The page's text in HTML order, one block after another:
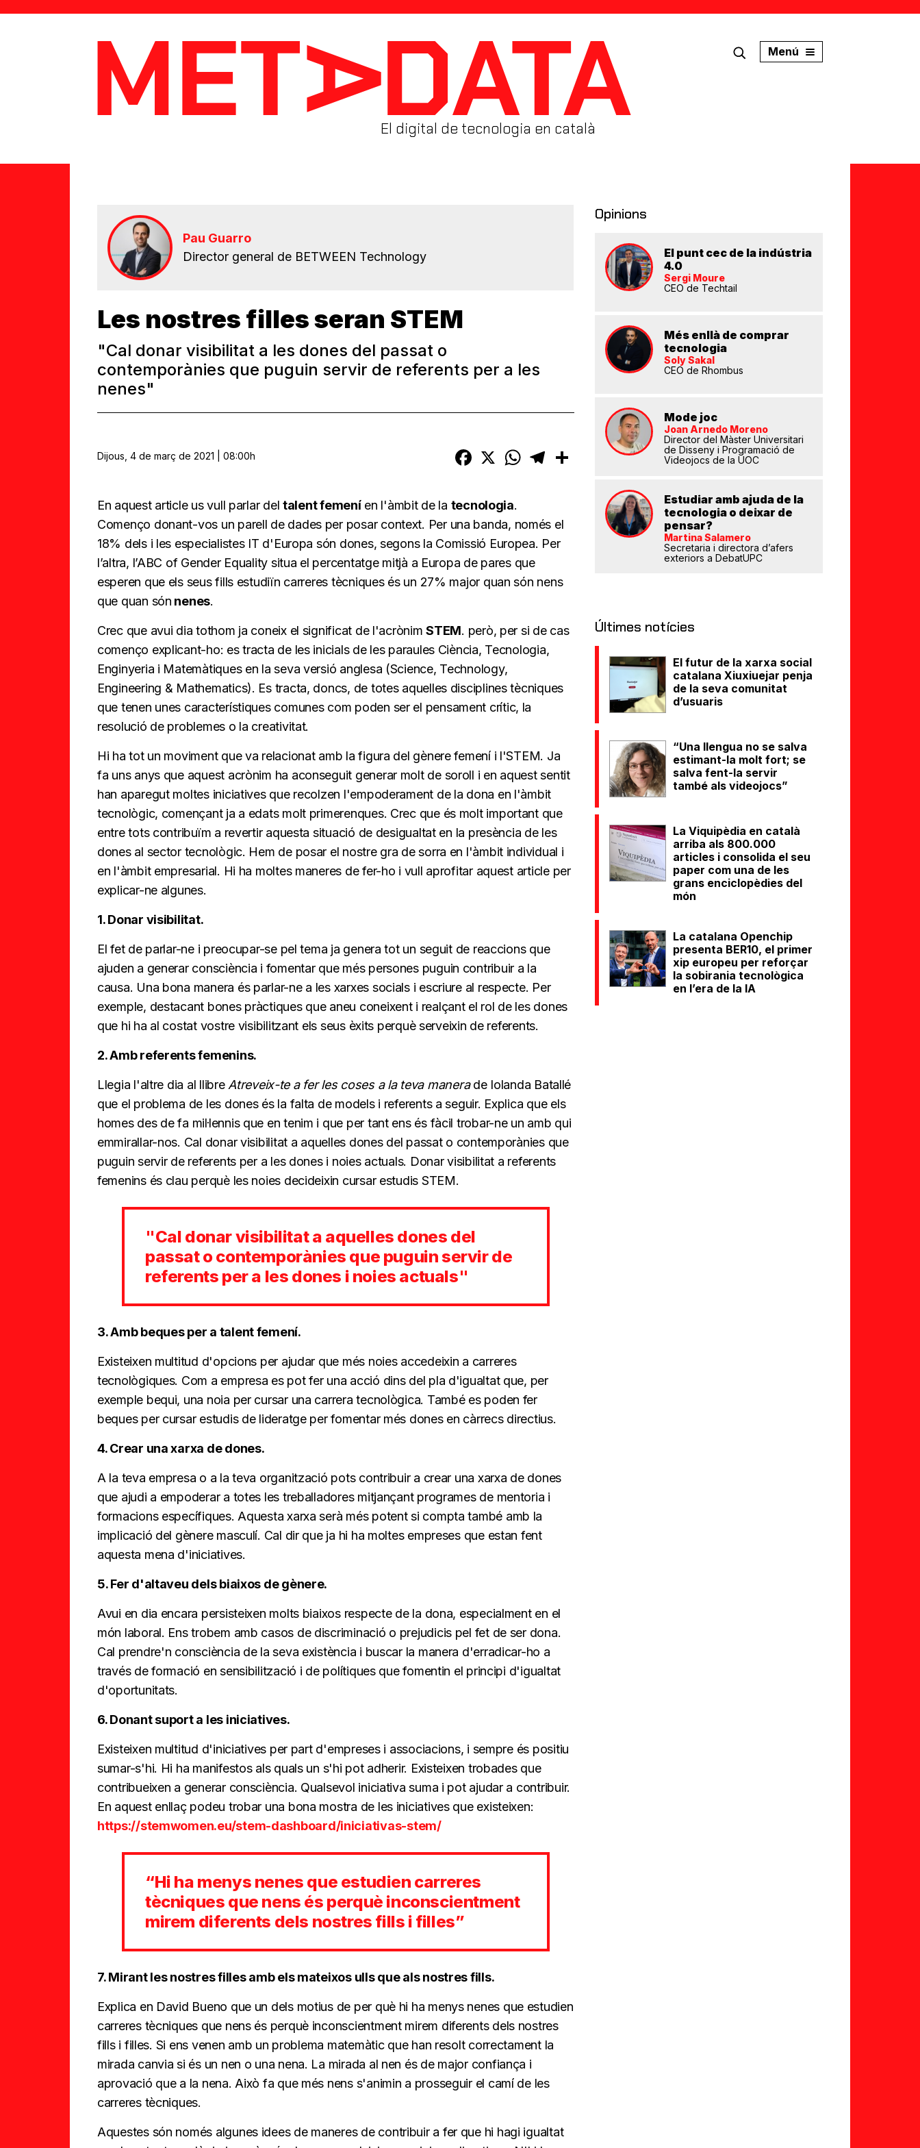
MetaData
El digital de tecnologia en català
Menú
Pau Guarro
Director general de BETWEEN Technology
Les nostres filles seran STEM
"Cal donar visibilitat a les dones del passat o
contemporànies que puguin servir de referents per a les
nenes"
Dijous, 4 de març de 2021 | 08:00h Facebook
X WhatsAppTelegramComparteix
En aquest article us vull parlar deltalent femeníen l'àmbit de la tecnologia.
Començo donant-vos un parell de dades per posar context. Per una banda, només el
18% dels i les especialistes IT d'Europa són dones, segons la Comissió Europea. Per
l’altra, l’ABC of Gender Equality situa el percentatge mitjà a Europa de pares que
esperen que els seus fills estudiïn carreres tècniques és un 27% major quan són nens
que quan són nenes.
Crec que avui dia tothom ja coneix el significat de l'acrònimSTEM. però, per si de cas
començo explicant-ho: es tracta de les inicials de les paraules Ciència, Tecnologia,
Enginyeria i Matemàtiques en la seva versió anglesa (Science, Technology,
Engineering & Mathematics). Es tracta, doncs, de totes aquelles disciplines tècniques
que tenen unes característiques comunes com poden ser el pensament crític, la
resolució de problemes o la creativitat.
Hi ha tot un moviment que va relacionat amb la figura del gènere femení i l'STEM. Ja
fa uns anys que aquest acrònim ha aconseguit generar molt de soroll i en aquest sentit
han aparegut moltes iniciatives que recolzen l'empoderament de la dona en l'àmbit
tecnològic, començant ja a edats molt primerenques. Crec que és molt important que
entre tots contribuïm a revertir aquesta situació de desigualtat en la presència de les
dones al sector tecnològic. Hem de posar el nostre gra de sorra en l'àmbit individual i
en l'àmbit empresarial. Hi ha moltes maneres de fer-ho i vull aprofitar aquest article per
explicar-ne algunes.
1. Donar visibilitat.
El fet de parlar-ne i preocupar-se pel tema ja genera tot un seguit de reaccions que
ajuden a generar consciència i fomentar que més persones puguin contribuir a la
causa. Una bona manera és parlar-ne a les xarxes socials i escriure al respecte. Per
exemple, destacant bones pràctiques que aneu coneixent i realçant el rol de les dones
que hi ha al costat vostre visibilitzant els seus èxits perquè serveixin de referents.
2. Amb referents femenins.
Llegia l'altre dia al llibre Atreveix-te a fer les coses a la teva manerade Iolanda Batallé
que el problema de les dones és la falta de models i referents a seguir. Explica que els
homes des de fa mil·lennis que en tenim i que per tant ens és fàcil trobar-ne un amb qui
emmirallar-nos. Cal donar visibilitat a aquelles dones del passat o contemporànies que
puguin servir de referents per a les dones i noies actuals. Donar visibilitat a referents
femenins és clau perquè les noies decideixin cursar estudis STEM.
"Cal donar visibilitat a aquelles dones del
passat o contemporànies que puguin servir de
referents per a les dones i noies actuals"
3. Amb beques per a talent femení.
Existeixen multitud d'opcions per ajudar que més noies accedeixin a carreres
tecnològiques. Com a empresa es pot fer una acció dins del pla d'igualtat que, per
exemple bequi, una noia per cursar una carrera tecnològica. També es poden fer
beques per cursar estudis de lideratge per fomentar més dones en càrrecs directius.
4. Crear una xarxa de dones.
A la teva empresa o a la teva organització pots contribuir a crear una xarxa de dones
que ajudi a empoderar a totes les treballadores mitjançant programes de mentoria i
formacions específiques. Aquesta xarxa serà més potent si compta també amb la
implicació del gènere masculí. Cal dir que ja hi ha moltes empreses que estan fent
aquesta mena d'iniciatives.
5. Fer d'altaveu dels biaixos de gènere.
Avui en dia encara persisteixen molts biaixos respecte de la dona, especialment en el
món laboral. Ens trobem amb casos de discriminació o prejudicis pel fet de ser dona.
Cal prendre'n consciència de la seva existència i buscar la manera d'erradicar-ho a
través de formació en sensibilització i de polítiques que fomentin el principi d'igualtat
d'oportunitats.
6. Donant suport a les iniciatives.
Existeixen multitud d'iniciatives per part d'empreses i associacions, i sempre és positiu
sumar-s'hi. Hi ha manifestos als quals un s'hi pot adherir. Existeixen trobades que
contribueixen a generar consciència. Qualsevol iniciativa suma i pot ajudar a contribuir.
En aquest enllaç podeu trobar una bona mostra de les iniciatives que existeixen:
https://stemwomen.eu/stem-dashboard/iniciativas-stem/
“Hi ha menys nenes que estudien carreres
tècniques que nens és perquè inconscientment
mirem diferents dels nostres fills i filles”
7. Mirant les nostres filles amb els mateixos ulls que als nostres fills.
Explica en David Bueno que un dels motius de per què hi ha menys nenes que estudien
carreres tècniques que nens és perquè inconscientment mirem diferents dels nostres
fills i filles. Si ens venen amb un problema matemàtic que han resolt correctament la
mirada canvia si és un nen o una nena. La mirada al nen és de major confiança i
aprovació que a la nena. Això fa que més nens s'animin a prosseguir el camí de les
carreres tècniques.
Aquestes són només algunes idees de maneres de contribuir a fer que hi hagi igualtat
Opinions
El punt cec de la indústria
4.0
Sergi Moure
CEO de Techtail
Més enllà de comprar
tecnologia
Soly Sakal
CEO de Rhombus
Mode joc
Joan Arnedo Moreno
Director del Màster Universitari
de Disseny i Programació de
Videojocs de la UOC
Estudiar amb ajuda de la
tecnologia o deixar de
pensar?
Martina Salamero
Secretaria i directora d’afers
exteriors a DebatUPC
Últimes notícies
El futur de la xarxa social
catalana Xiuxiuejar penja
de la seva comunitat
d’usuaris
“Una llengua no se salva
estimant-la molt fort; se
salva fent-la servir
també als videojocs”
La Viquipèdia en català
arriba als 800.000
articles i consolida el seu
paper com una de les
grans enciclopèdies del
món
La catalana Openchip
presenta BER10, el primer
xip europeu per reforçar
la sobirania tecnològica
en l’era de la IA